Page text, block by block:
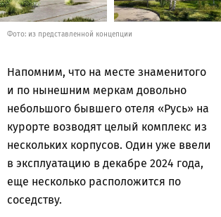
Фото: из представленной концепции
Напомним, что на месте знаменитого
и по нынешним меркам довольно
небольшого бывшего отеля «Русь» на
курорте возводят целый комплекс из
нескольких корпусов. Один уже ввели
в эксплуатацию в декабре 2024 года,
еще несколько расположится по
соседству.